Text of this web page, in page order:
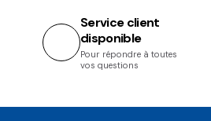
Service client
disponible
Pour répondre à toutes
vos questions